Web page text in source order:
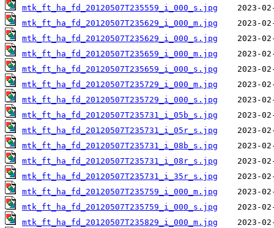
mtk_ft_ha_fd_20120507T235559_i_000_s.jpg
mtk_ft_ha_fd_20120507T235629_i_000_m.jpg
mtk_ft_ha_fd_20120507T235629_i_000_s.jpg
mtk_ft_ha_fd_20120507T235659_i_000_m.jpg
mtk_ft_ha_fd_20120507T235659_i_000_s.jpg
mtk_ft_ha_fd_20120507T235729_i_000_m.jpg
mtk_ft_ha_fd_20120507T235729_i_000_s.jpg
mtk_ft_ha_fd_20120507T235731_i_05b_s.jpg
mtk_ft_ha_fd_20120507T235731_i_05r_s.jpg
mtk_ft_ha_fd_20120507T235731_i_08b_s.jpg
mtk_ft_ha_fd_20120507T235731_i_08r_s.jpg
mtk_ft_ha_fd_20120507T235731_i_35r_s.jpg
mtk_ft_ha_fd_20120507T235759_i_000_m.jpg
mtk_ft_ha_fd_20120507T235759_i_000_s.jpg
mtk_ft_ha_fd_20120507T235829_i_000_m.jpg